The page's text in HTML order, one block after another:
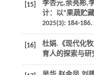
[15]
李杏元,余亮彬,
计：以“果蔬贮
2025(3): 184-186.
[16]
杜娟.《现代化
育人的探索与研